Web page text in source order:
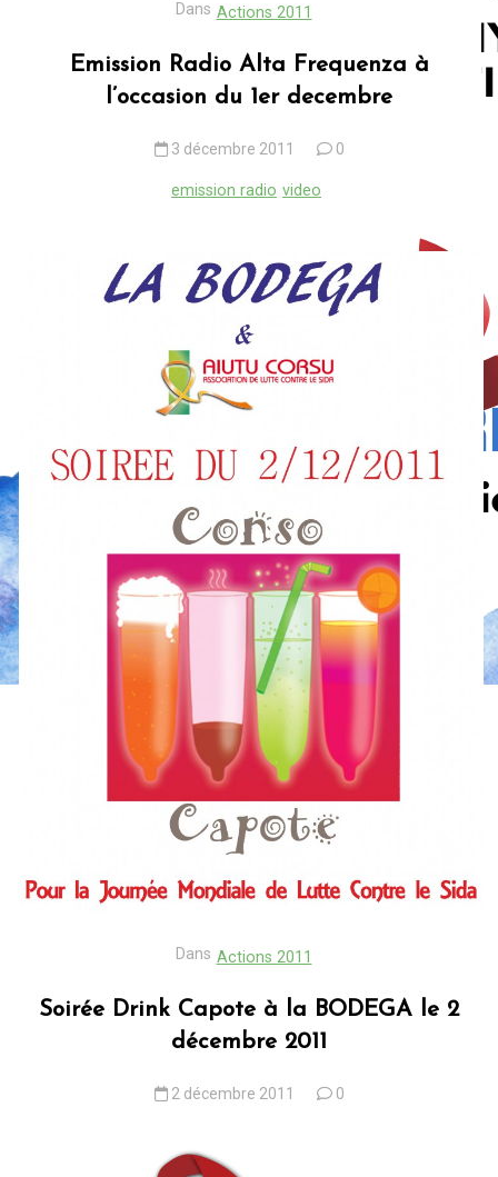
Dans Actions 2011
Emission Radio Alta Frequenza à
l’occasion du 1er decembre
3 décembre 2011 0
emission radio video
Dans Actions 2011
Soirée Drink Capote à la BODEGA le 2
décembre 2011
2 décembre 2011 0